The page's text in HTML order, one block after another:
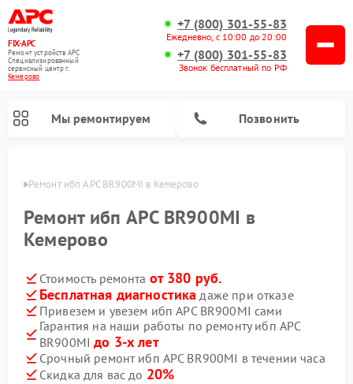
FIX-APC
Ремонт устройств APC
Специализированный
cервисный центр г.
Кемерово
+7 (800) 301-55-83
Ежедневно, с 10:00 до 20:00
+7 (800) 301-55-83
Звонок бесплатный по РФ
Мы ремонтируем Позвонить
Ремонт ибп APC BR900MI в Кемерово
Ремонт ибп APC BR900MI в
Кемерово
Стоимость ремонта от 380 руб.
Бесплатная диагностика даже при отказе
Привезем и увезем ибп APC BR900MI сами
Гарантия на наши работы по ремонту ибп APC
BR900MIдо 3-х лет
Срочный ремонт ибп APC BR900MI в течении часа
Скидка для вас до 20%